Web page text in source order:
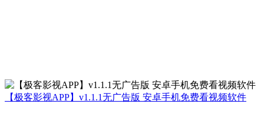
【极客影视APP】v1.1.1无广告版 安卓手机免费看视频软件